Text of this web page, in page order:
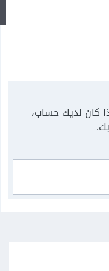
كان لديك حساب،